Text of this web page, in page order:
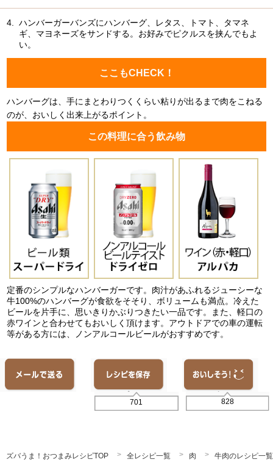
4.
ハンバーガーバンズにハンバーグ、レタス、トマト、タマネ
ギ、マヨネーズをサンドする。お好みでピクルスを挟んでもよ
い。
ここもCHECK！
ハンバーグは、手にまとわりつくくらい粘りが出るまで肉をこねる
のが、おいしく出来上がるポイント。
この料理に合う飲み物
定番のシンプルなハンバーガーです。肉汁があふれるジューシーな
牛100%のハンバーグが食欲をそそり、ボリュームも満点。冷えた
ビールを片手に、思いきりかぶりつきたい一品です。また、軽口の
赤ワインと合わせてもおいしく頂けます。アウトドアでの車の運転
等がある方には、ノンアルコールビールがおすすめです。
701 828
ズバうま！おつまみレシピTOP 全レシピ一覧 肉 牛肉のレシピ一覧